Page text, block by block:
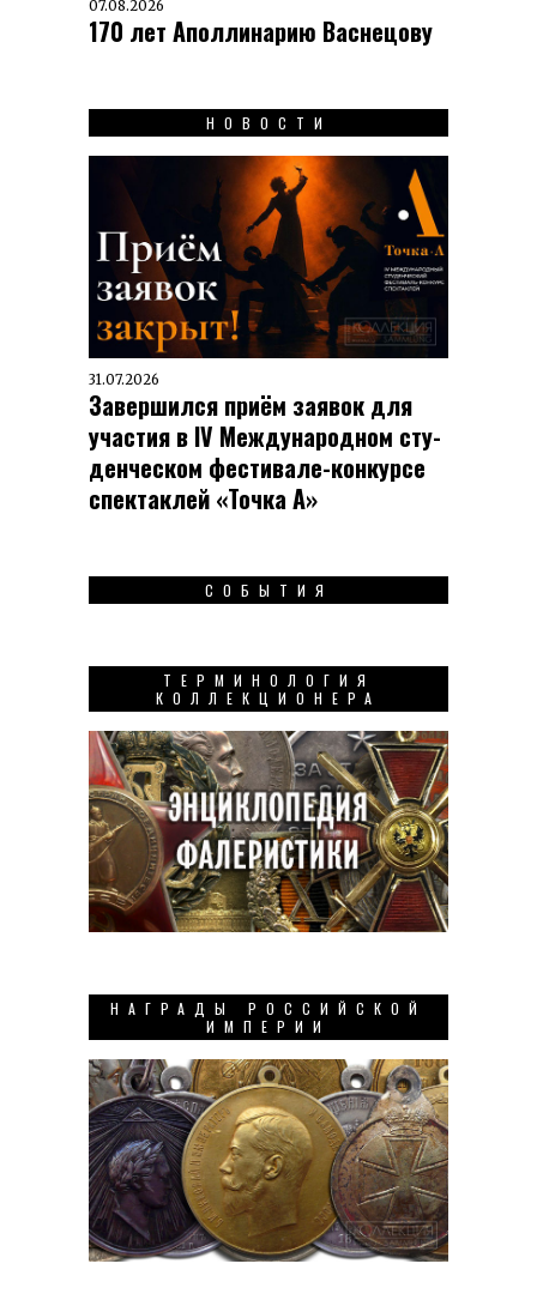
07.08.2026
170 лет Аполлинарию Васнецову
НОВОСТИ
31.07.2026
Завершился приём заявок для
участия в IV Меж­ду­на­род­ном сту­
ден­чес­ком фес­ти­вале-кон­кур­се
спек­таклей «Точка А»
СОБЫТИЯ
ТЕРМИНОЛОГИЯ
КОЛЛЕКЦИОНЕРА
НАГРАДЫ РОССИЙСКОЙ
ИМПЕРИИ